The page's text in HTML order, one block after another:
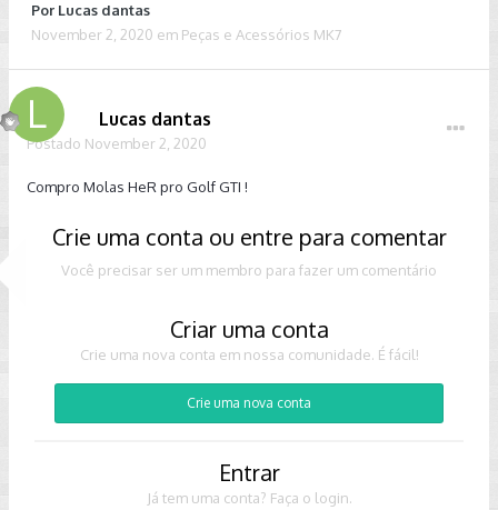
Por Lucas dantas
November 2, 2020 em Peças e Acessórios MK7
Lucas dantas
Postado November 2, 2020
Compro Molas HeR pro Golf GTI !
Crie uma conta ou entre para comentar
Você precisar ser um membro para fazer um comentário
Criar uma conta
Crie uma nova conta em nossa comunidade. É fácil!
Crie uma nova conta
Entrar
Já tem uma conta? Faça o login.